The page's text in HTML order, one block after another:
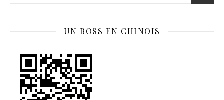
UN BOSS EN CHINOIS